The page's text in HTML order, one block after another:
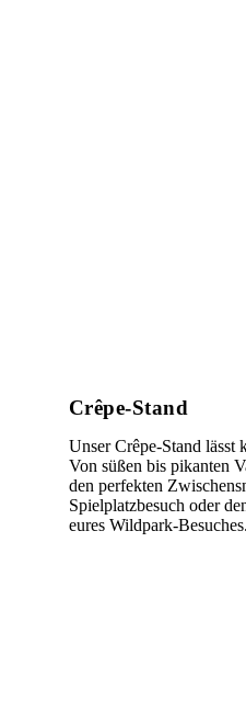
Crêpe-Stand
Unser Crêpe-Stand lässt
Von süßen bis pikanten
den perfekten
Spielplatzbesuch oder
eures Wildpark-